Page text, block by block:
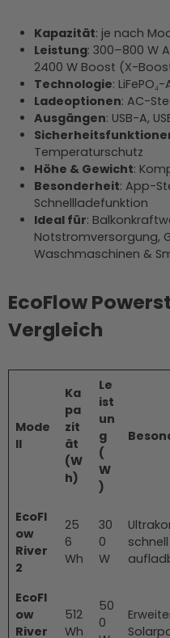
Kapazität: je nach
Leistung: 300–800 W
2400 W Boost (X-
Technologie:
Ladeoptionen: AC-
Ausgängen: USB-A,
Temperaturschutz
Höhe & Gewicht:
Besonderheit: App-
Schnellladefunktion
Ideal für:
Notstromversorgung,
Waschmaschinen &
EcoFlow
Vergleich
Mode
ll
Ka
pa
zit
ät
(W
h)
Le
ist
un
g
(
W
)
EcoFl
ow
River
2
25
6
Wh
30
0
W
EcoFl
ow
River
512
Wh
50
0